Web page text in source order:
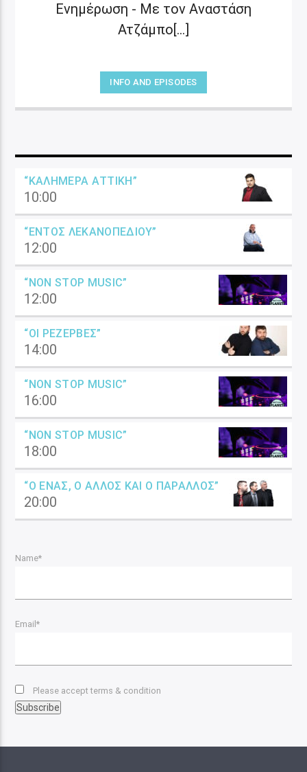
Ενημέρωση - Με τον Αναστάση
Ατζάμπο[...]
INFO AND EPISODES
“ΚΑΛΗΜΈΡΑ ΑΤΤΙΚΉ”
10:00
“ΕΝΤΌΣ ΛΕΚΑΝΟΠΕΔΊΟΥ”
12:00
“NON STOP MUSIC”
12:00
“ΟΙ ΡΕΖΈΡΒΕΣ”
14:00
“NON STOP MUSIC”
16:00
“NON STOP MUSIC”
18:00
“Ο ΈΝΑΣ, Ο ΆΛΛΟΣ ΚΑΙ Ο ΠΑΡΆΛΛΟΣ”
20:00
Name*
Email*
Please accept terms & condition